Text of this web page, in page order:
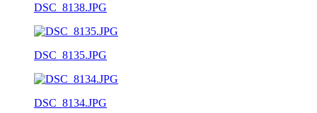
DSC_8138.JPG
DSC_8135.JPG
DSC_8134.JPG